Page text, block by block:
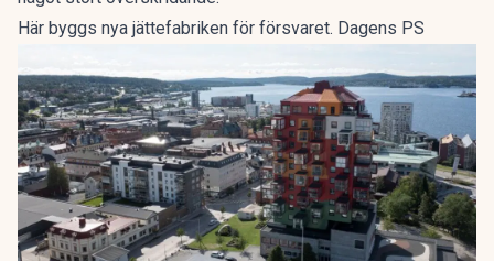
Här byggs nya jättefabriken för försvaret. Dagens PS